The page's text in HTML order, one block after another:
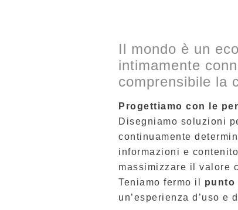
Il mondo è un
intimamente
comprensibile la
Progettiamo con le
Disegniamo soluzioni
continuamente
informazioni e
massimizzare il valore
Teniamo fermo il punto
un’esperienza d’uso